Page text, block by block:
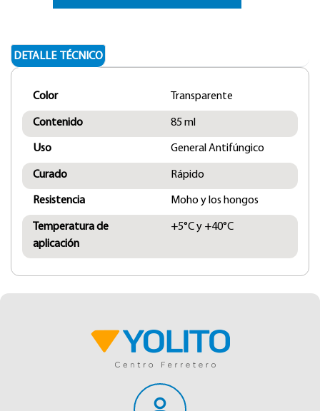
DETALLE TÉCNICO
Color Transparente
Contenido 85 ml
Uso General Antifúngico
Curado Rápido
Resistencia Moho y los hongos
Temperatura de
aplicación
+5°C y +40°C